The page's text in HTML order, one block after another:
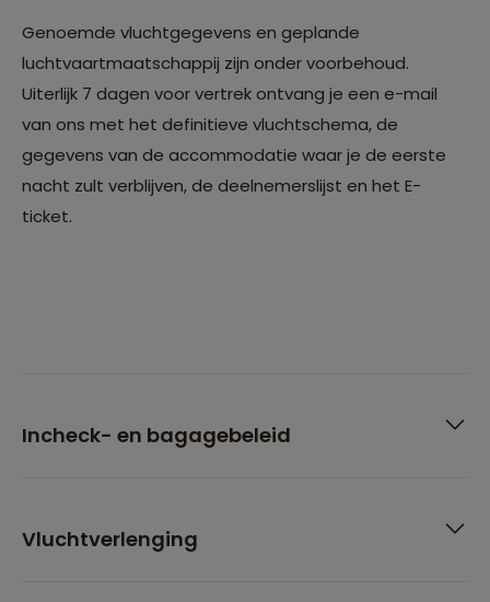
Genoemde vluchtgegevens en geplande
luchtvaartmaatschappij zijn onder voorbehoud.
Uiterlijk 7 dagen voor vertrek ontvang je een e-mail
van ons met het definitieve vluchtschema, de
gegevens van de accommodatie waar je de eerste
nacht zult verblijven, de deelnemerslijst en het E-
ticket.
Incheck- en bagagebeleid
Vluchtverlenging